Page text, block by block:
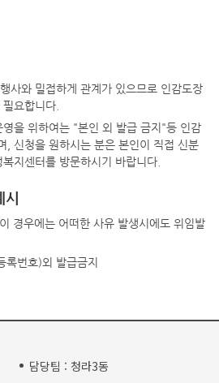
사와 밀접하게 관계가 있으므로 인감도장
요합니다.
영을 위하여는 "본인 외 발급 금지"등 인감
, 신청을 원하시는 분은 본인이 직접 신분
지센터를 방문하시기 바랍니다.
경우에는 어떠한 사유 발생시에도 위임발
록번호)외 발급금지
담당팀 : 청라3동